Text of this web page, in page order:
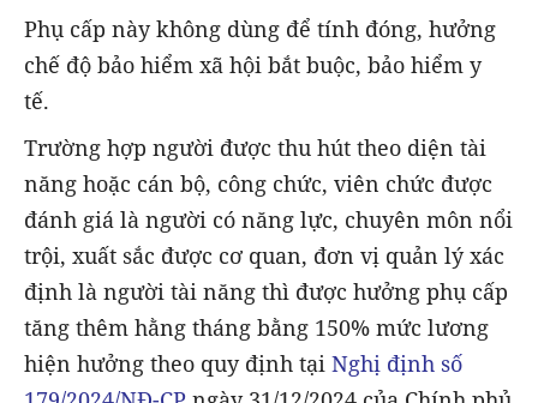
Phụ cấp này không dùng để tính đóng, hưởng
chế độ bảo hiểm xã hội bắt buộc, bảo hiểm y
tế.
Trường hợp người được thu hút theo diện tài
năng hoặc cán bộ, công chức, viên chức được
đánh giá là người có năng lực, chuyên môn nổi
trội, xuất sắc được cơ quan, đơn vị quản lý xác
định là người tài năng thì được hưởng phụ cấp
tăng thêm hằng tháng bằng 150% mức lương
hiện hưởng theo quy định tại Nghị định số